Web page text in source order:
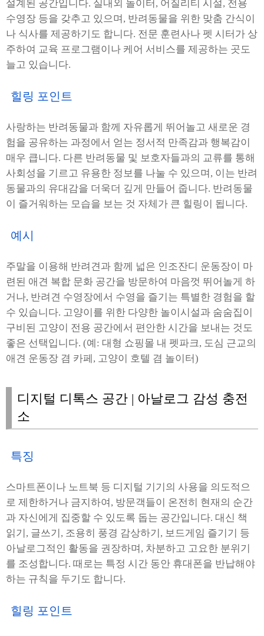
설계된 공간입니다. 실내외 놀이터, 어질리티 시설, 전용
수영장 등을 갖추고 있으며, 반려동물을 위한 맞춤 간식이
나 식사를 제공하기도 합니다. 전문 훈련사나 펫 시터가 상
주하여 교육 프로그램이나 케어 서비스를 제공하는 곳도
늘고 있습니다.
힐링 포인트
사랑하는 반려동물과 함께 자유롭게 뛰어놀고 새로운 경
험을 공유하는 과정에서 얻는 정서적 만족감과 행복감이
매우 큽니다. 다른 반려동물 및 보호자들과의 교류를 통해
사회성을 기르고 유용한 정보를 나눌 수 있으며, 이는 반려
동물과의 유대감을 더욱더 깊게 만들어 줍니다. 반려동물
이 즐거워하는 모습을 보는 것 자체가 큰 힐링이 됩니다.
예시
주말을 이용해 반려견과 함께 넓은 인조잔디 운동장이 마
련된 애견 복합 문화 공간을 방문하여 마음껏 뛰어놀게 하
거나, 반려견 수영장에서 수영을 즐기는 특별한 경험을 할
수 있습니다. 고양이를 위한 다양한 놀이시설과 숨숨집이
구비된 고양이 전용 공간에서 편안한 시간을 보내는 것도
좋은 선택입니다. (예: 대형 쇼핑몰 내 펫파크, 도심 근교의
애견 운동장 겸 카페, 고양이 호텔 겸 놀이터)
디지털 디톡스 공간 | 아날로그 감성 충전
소
특징
스마트폰이나 노트북 등 디지털 기기의 사용을 의도적으
로 제한하거나 금지하여, 방문객들이 온전히 현재의 순간
과 자신에게 집중할 수 있도록 돕는 공간입니다. 대신 책
읽기, 글쓰기, 조용히 풍경 감상하기, 보드게임 즐기기 등
아날로그적인 활동을 권장하며, 차분하고 고요한 분위기
를 조성합니다. 때로는 특정 시간 동안 휴대폰을 반납해야
하는 규칙을 두기도 합니다.
힐링 포인트